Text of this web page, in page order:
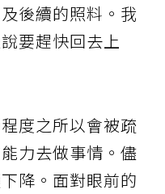
後續的照料。我
要趕快回去上
度之所以會被疏
力去做事情。儘
降。面對眼前的